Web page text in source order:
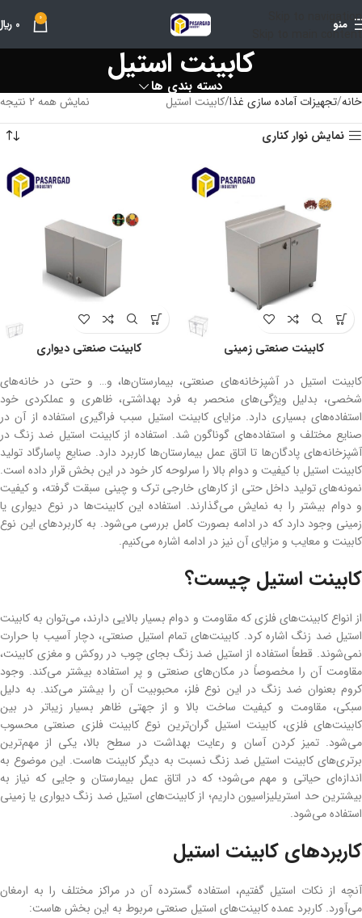
Skip to navigation
Skip to main content
منو 0
0
کابینت استیل
دسته بندی ها
خانه تجهیزات آماده سازی غذا کابینت استیل
نمایش همه 2 نتیجه
نمایش نوار کناری
کابینت صنعتی زمینی
کابینت صنعتی دیواری
کابینت استیل در آشپزخانه‌های صنعتی، بیمارستان‌ها، و… و حتی در خانه‌های
شخصی، بدلیل ویژگی‌های منحصر به فرد بهداشتی، ظاهری و عملکردی خود
استفاده‌های بسیاری دارد. مزایای کابینت استیل سبب فراگیری استفاده از آن در
صنایع مختلف و استفاده‌های گوناگون شد. استفاده از کابینت استیل ضد زنگ در
آشپزخانه‌های پادگان‌ها تا اتاق عمل بیمارستان‌ها کاربرد دارد. صنایع پاسارگاد تولید
کابینت استیل با کیفیت و دوام بالا را سرلوحه کار خود در این بخش قرار داده است.
نمونه‌های تولید داخل حتی از کارهای خارجی ترک و چینی سبقت گرفته، و کیفیت
و دوام بیشتر را به نمایش می‌گذارند. استفاده این کابینت‌ها در نوع دیواری یا
زمینی وجود دارد که در ادامه بصورت کامل بررسی می‌شود. به کاربردهای این نوع
کابینت و معایب و مزایای آن نیز در ادامه اشاره می‌کنیم.
کابینت استیل چیست؟
از انواع کابینت‌های فلزی که مقاومت و دوام بسیار بالایی دارند، می‌توان به کابینت
استیل ضد زنگ اشاره کرد. کابینت‌های تمام استیل صنعتی، دچار آسیب با حرارت
نمی‌شوند. قطعاً استفاده از استیل ضد زنگ بجای چوب در روکش و مغزی کابینت،
مقاومت آن را مخصوصاً در مکان‌های صنعتی و پر استفاده بیشتر می‌کند. وجود
کروم بعنوان ضد زنگ در این نوع فلز، محبوبیت آن را بیشتر می‌کند. به دلیل
سبکی، مقاومت و کیفیت ساخت بالا و از جهتی ظاهر بسیار زیباتر در بین
کابینت‌های فلزی، کابینت استیل گران‌ترین نوع کابینت فلزی صنعتی محسوب
می‌شود. تمیز کردن آسان و رعایت بهداشت در سطح بالا، یکی از مهم‌ترین
برتری‌های کابینت استیل ضد زنگ نسبت به دیگر کابینت هاست. این موضوع به
‌اندازه‌ای حیاتی و مهم می‌شود؛ که در اتاق عمل بیمارستان و جایی که نیاز به
بیشترین حد استریلیزاسیون داریم؛ از کابینت‌های استیل ضد زنگ دیواری یا زمینی
استفاده می‌شود.
کاربردهای کابینت استیل
آنچه از نکات استیل گفتیم، استفاده گسترده آن در مراکز مختلف را به ارمغان
می‌آورد. کاربرد عمده کابینت‌های استیل صنعتی مربوط به این بخش هاست: